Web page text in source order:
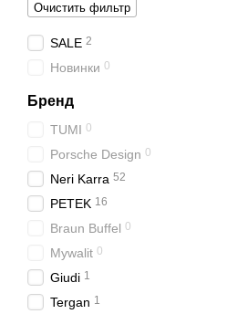
Очистить фильтр
SALE 2
Новинки 0
Бренд
TUMI 0
Porsche Design 0
Neri Karra 52
PETEK 16
Braun Buffel 0
Mywalit 0
Giudi 1
Tergan 1